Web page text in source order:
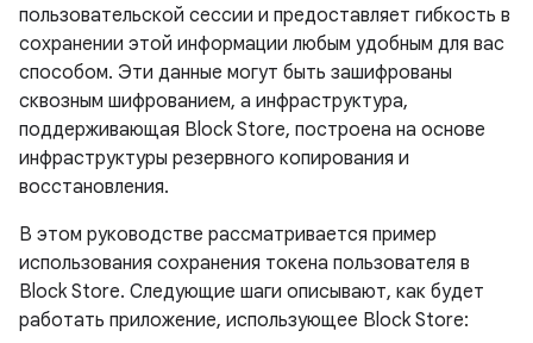
пользовательской сессии и предоставляет гибкость в
сохранении этой информации любым удобным для вас
способом. Эти данные могут быть зашифрованы
сквозным шифрованием, а инфраструктура,
поддерживающая Block Store, построена на основе
инфраструктуры резервного копирования и
восстановления.
В этом руководстве рассматривается пример
использования сохранения токена пользователя в
Block Store. Следующие шаги описывают, как будет
работать приложение, использующее Block Store: